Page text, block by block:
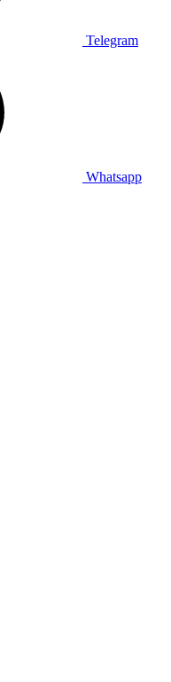
Telegram
Whatsapp